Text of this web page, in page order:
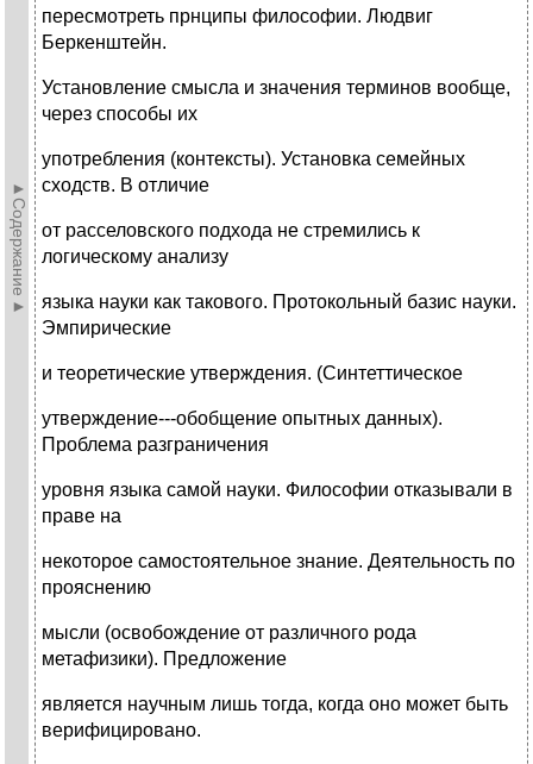
►Содержание►
пересмотреть прнципы философии. Людвиг
Беркенштейн.
Установление смысла и значения терминов вообще,
через способы их
употребления (контексты). Установка семейных
сходств. В отличие
от расселовского подхода не стремились к
логическому анализу
языка науки как такового. Протокольный базис науки.
Эмпирические
и теоретические утверждения. (Синтеттическое
утверждение---обобщение опытных данных).
Проблема разграничения
уровня языка самой науки. Философии отказывали в
праве на
некоторое самостоятельное знание. Деятельность по
прояснению
мысли (освобождение от различного рода
метафизики). Предложение
является научным лишь тогда, когда оно может быть
верифицировано.